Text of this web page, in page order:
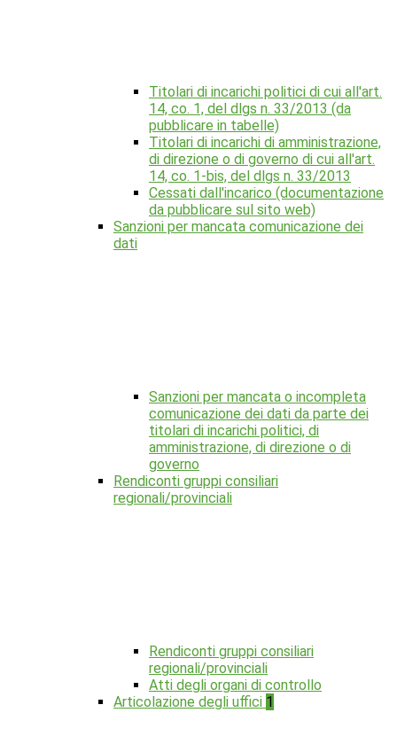
Titolari di incarichi politici di cui all'art.
14, co. 1, del dlgs n. 33/2013 (da
pubblicare in tabelle)
Titolari di incarichi di amministrazione,
di direzione o di governo di cui all'art.
14, co. 1-bis, del dlgs n. 33/2013
Cessati dall'incarico (documentazione
da pubblicare sul sito web)
Sanzioni per mancata comunicazione dei
dati
Sanzioni per mancata o incompleta
comunicazione dei dati da parte dei
titolari di incarichi politici, di
amministrazione, di direzione o di
governo
Rendiconti gruppi consiliari
regionali/provinciali
Rendiconti gruppi consiliari
regionali/provinciali
Atti degli organi di controllo
Articolazione degli uffici 1